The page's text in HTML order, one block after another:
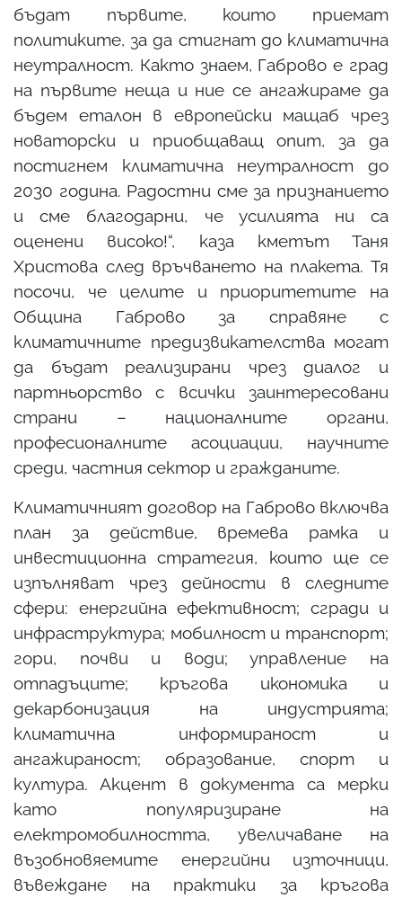
бъдат първите, които приемат
политиките, за да стигнат до климатична
неутралност. Както знаем, Габрово е град
на първите неща и ние се ангажираме да
бъдем еталон в европейски мащаб чрез
новаторски и приобщаващ опит, за да
постигнем климатична неутралност до
2030 година. Радостни сме за признанието
и сме благодарни, че усилията ни са
оценени високо!“, каза кметът Таня
Христова след връчването на плакета. Тя
посочи, че целите и приоритетите на
Община Габрово за справяне с
климатичните предизвикателства могат
да бъдат реализирани чрез диалог и
партньорство с всички заинтересовани
страни – националните органи,
професионалните асоциации, научните
среди, частния сектор и гражданите.
Климатичният договор на Габрово включва
план за действие, времева рамка и
инвестиционна стратегия, които ще се
изпълняват чрез дейности в следните
сфери: енергийна ефективност; сгради и
инфраструктура; мобилност и транспорт;
гори, почви и води; управление на
отпадъците; кръгова икономика и
декарбонизация на индустрията;
климатична информираност и
ангажираност; образование, спорт и
култура. Акцент в документа са мерки
като популяризиране на
електромобилността, увеличаване на
възобновяемите енергийни източници,
въвеждане на практики за кръгова